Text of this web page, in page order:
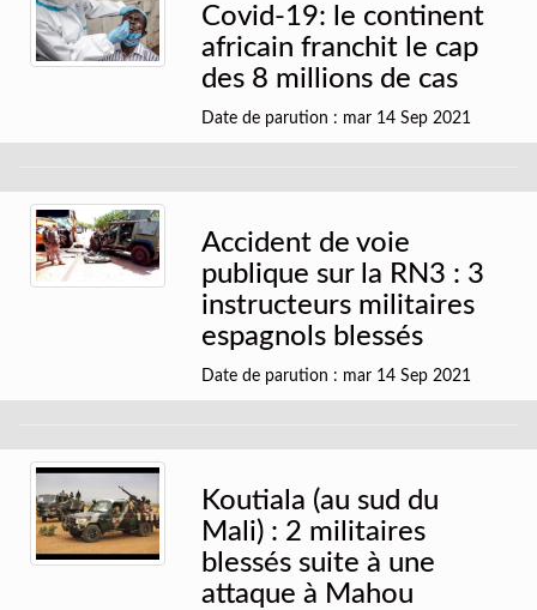
Covid-19: le continent
africain franchit le cap
des 8 millions de cas
Date de parution : mar 14 Sep 2021
Accident de voie
publique sur la RN3 : 3
instructeurs militaires
espagnols blessés
Date de parution : mar 14 Sep 2021
Koutiala (au sud du
Mali) : 2 militaires
blessés suite à une
attaque à Mahou